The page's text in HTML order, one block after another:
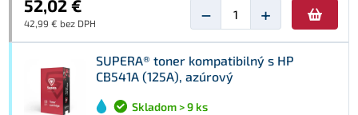
52,02 €
42,99 € bez DPH − +
SUPERA® toner kompatibilný s HP
CB541A (125A), azúrový
Skladom > 9 ks